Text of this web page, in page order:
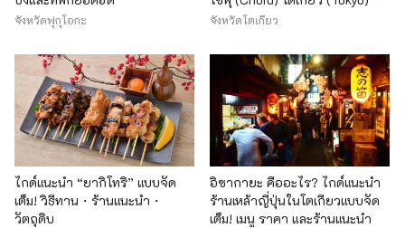
จังหวัดฟุกุโอกะ จังหวัดโตเกียว
ไกด์แนะนำ “ยากิโทริ” แบบจัด
เต็ม! วิธีทาน・ร้านแนะนำ・
วัตถุดิบ
อิซากายะ คืออะไร? ไกด์แนะนำ
ร้านเหล้าญี่ปุ่นในโตเกียวแบบจัด
เต็ม! เมนู ราคา และร้านแนะนำ